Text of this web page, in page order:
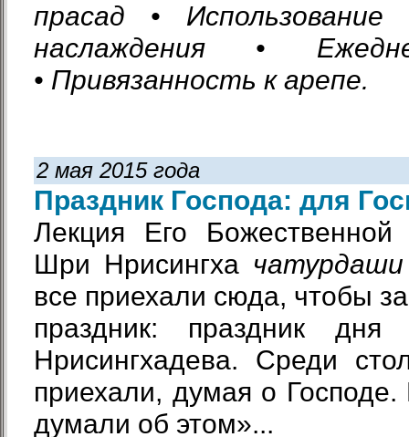
прасад •
наслаждения •
• Привязанность к арепе.
2 мая 2015 года
Праздник Господа: для
Лекция Его
Шри Нрисингха чатурдаши
все приехали сюда, чтобы
праздник: праздник дня
Нрисингхадева. Среди
приехали, думая о
думали об этом»...